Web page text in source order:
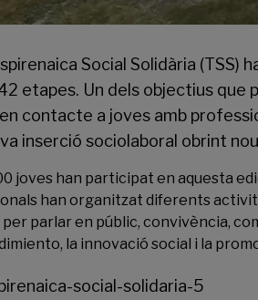
Social Solidària (TSS)
etapes. Un dels objectius que
contacte a joves amb
inserció sociolaboral obrint
joves han participat en aquesta
han organitzat diferents
parlar en públic, convivència,
la innovació social i la